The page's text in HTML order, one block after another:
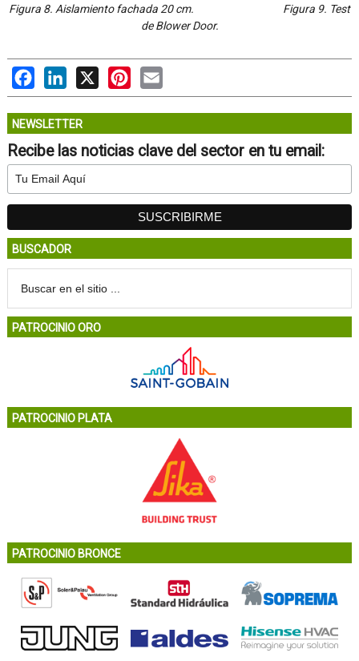
Figura 8. Aislamiento fachada 20 cm. Figura 9. Test
de Blower Door.
FacebookLinkedIn
X PinterestEmail
NEWSLETTER
Recibe las noticias clave del sector en tu email:
BUSCADOR
PATROCINIO ORO
PATROCINIO PLATA
PATROCINIO BRONCE